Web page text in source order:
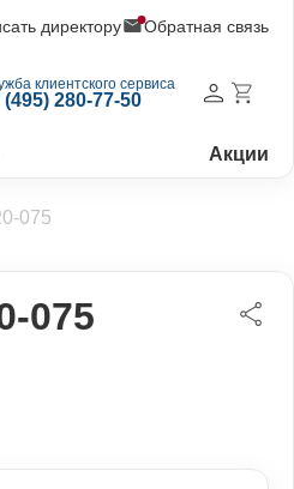
директору Обратная связь
клиентского сервиса
(495) 280-77-50
Акции
075
075